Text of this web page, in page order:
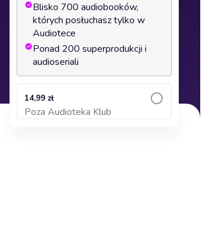
Blisko 700 audiobooków,
których posłuchasz tylko w
Audiotece
Ponad 200 superprodukcji i
audioseriali
14,99 zł
Poza Audioteka Klub
Dodaj do koszyka